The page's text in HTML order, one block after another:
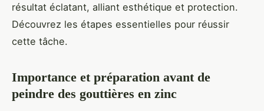
résultat éclatant, alliant esthétique et protection.
Découvrez les étapes essentielles pour réussir
cette tâche.
Importance et préparation avant de
peindre des gouttières en zinc